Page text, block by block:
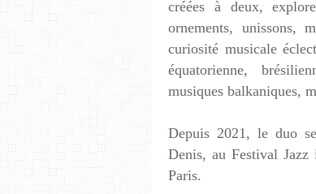
créées à deux,
ornements, unissons,
curiosité musicale
équatorienne,
musiques balkaniques,
Depuis 2021, le duo
Denis, au Festival
Paris.